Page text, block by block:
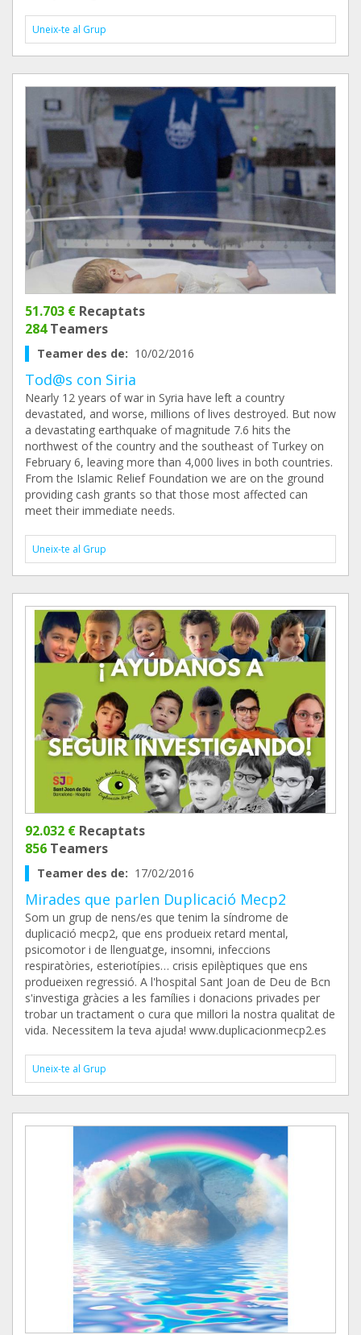
Uneix-te al Grup
51.703 € Recaptats
284Teamers
Teamer des de: 10/02/2016
Tod@s con Siria
Nearly 12 years of war in Syria have left a country
devastated, and worse, millions of lives destroyed. But now
a devastating earthquake of magnitude 7.6 hits the
northwest of the country and the southeast of Turkey on
February 6, leaving more than 4,000 lives in both countries.
From the Islamic Relief Foundation we are on the ground
providing cash grants so that those most affected can
meet their immediate needs.
Uneix-te al Grup
92.032 € Recaptats
856 Teamers
Teamer des de: 17/02/2016
Mirades que parlen Duplicació Mecp2
Som un grup de nens/es que tenim la síndrome de
duplicació mecp2, que ens produeix retard mental,
psicomotor i de llenguatge, insomni, infeccions
respiratòries, esteriotípies… crisis epilèptiques que ens
produeixen regressió. A l'hospital Sant Joan de Deu de Bcn
s'investiga gràcies a les famílies i donacions privades per
trobar un tractament o cura que millori la nostra qualitat de
vida. Necessitem la teva ajuda! www.duplicacionmecp2.es
Uneix-te al Grup